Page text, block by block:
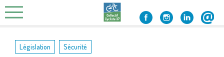
Skip
to
Législation Sécurité